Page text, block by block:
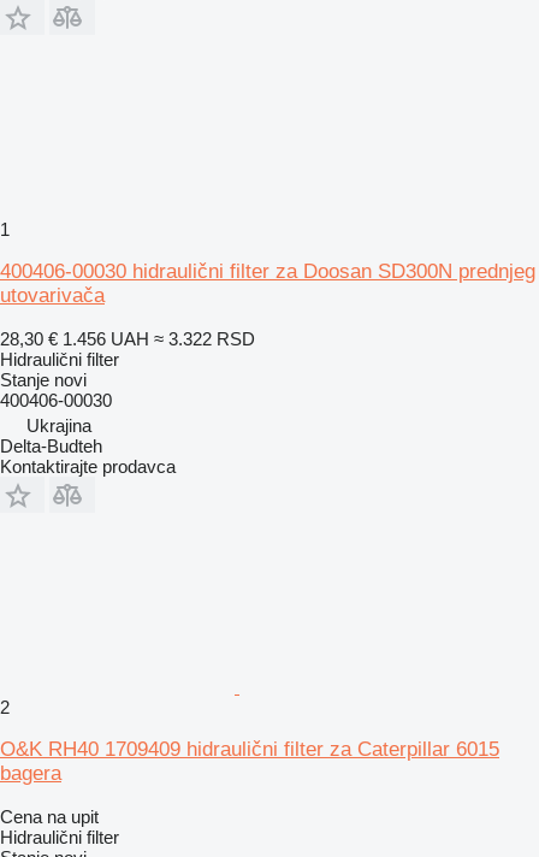
1
400406-00030 hidraulični filter za Doosan SD300N prednjeg
utovarivača
28,30 € 1.456 UAH ≈ 3.322 RSD
Hidraulični filter
Stanje novi
400406-00030
Ukrajina
Delta-Budteh
Kontaktirajte prodavca
2
O&K RH40 1709409 hidraulični filter za Caterpillar 6015
bagera
Cena na upit
Hidraulični filter